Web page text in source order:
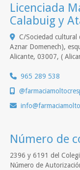
Licenciada
Calabuig y
C/Sociedad
Aznar Domenech),
Alicante, 03007, (
965 289 538
info
Número de
2396 y 6191 del
Número de